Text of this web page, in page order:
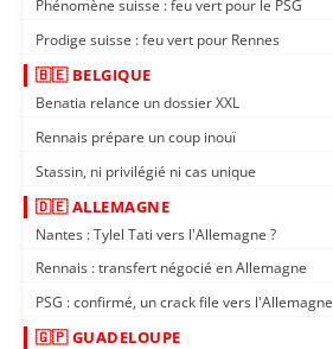
Phénomène suisse : feu vert pour le PSG
Prodige suisse : feu vert pour Rennes
🇧🇪 BELGIQUE
Benatia relance un dossier XXL
Rennais prépare un coup inouï
Stassin, ni privilégié ni cas unique
🇩🇪 ALLEMAGNE
Nantes : Tylel Tati vers l'Allemagne ?
Rennais : transfert négocié en Allemagne
PSG : confirmé, un crack file vers l'Allemagne
🇬🇵 GUADELOUPE